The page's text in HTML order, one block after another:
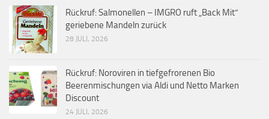
Rückruf: Salmonellen – IMGRO ruft „Back Mit“
geriebene Mandeln zurück
28 JULI, 2026
Rückruf: Noroviren in tiefgefrorenen Bio
Beerenmischungen via Aldi und Netto Marken
Discount
24 JULI, 2026